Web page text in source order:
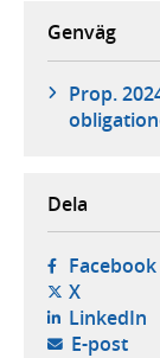
Genväg
Prop.
Dela
Facebook
X-
LinkedIn-
E-post-